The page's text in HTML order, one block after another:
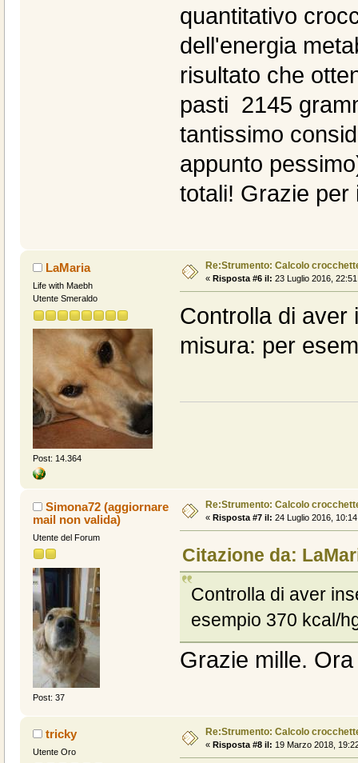
quantitativo
dell'energia
risultato che
pasti 2145
tantissimo
appunto
totali! Grazie per
LaMaria
Life with Maebh
Utente Smeraldo
Post: 14.364
Re:Strumento: Calcolo
« Risposta #6 il: 23 Luglio 2016,
Controlla di aver
misura: per
Simona72 (aggiornare
mail non valida)
Utente del Forum
Post: 37
Re:Strumento: Calcolo
« Risposta #7 il: 24 Luglio 2016,
Citazione da:
Controlla di aver
esempio 370 kcal/
Grazie mille.
tricky
Utente Oro
Re:Strumento: Calcolo
« Risposta #8 il: 19 Marzo 2018,